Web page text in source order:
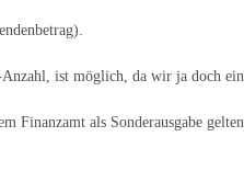
ist möglich, da wir ja doch
Finanzamt als Sonderausgabe